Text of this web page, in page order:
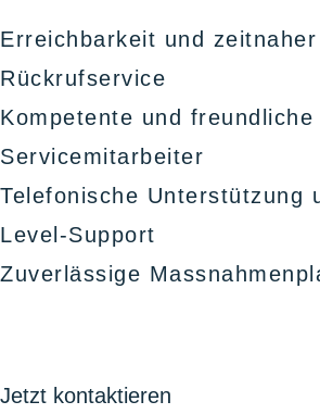
Erreichbarkeit und zeitnaher
Rückrufservice
Kompetente und freundliche
Servicemitarbeiter
Telefonische Unterstützung
Level-Support
Zuverlässige
Jetzt kontaktieren